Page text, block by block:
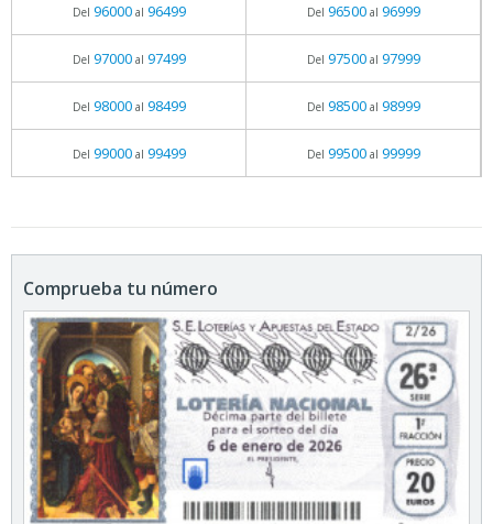
Del 96000al 96499 Del 96500al 96999
Del 97000al 97499 Del 97500al 97999
Del 98000al 98499 Del 98500al 98999
Del 99000al 99499 Del 99500al 99999
Comprueba tu número